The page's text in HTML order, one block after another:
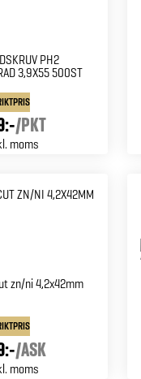
/PKT
moms
ZN/NI 4,2X42MM
/ASK
moms